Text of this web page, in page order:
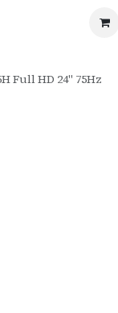
Full HD 24" 75Hz